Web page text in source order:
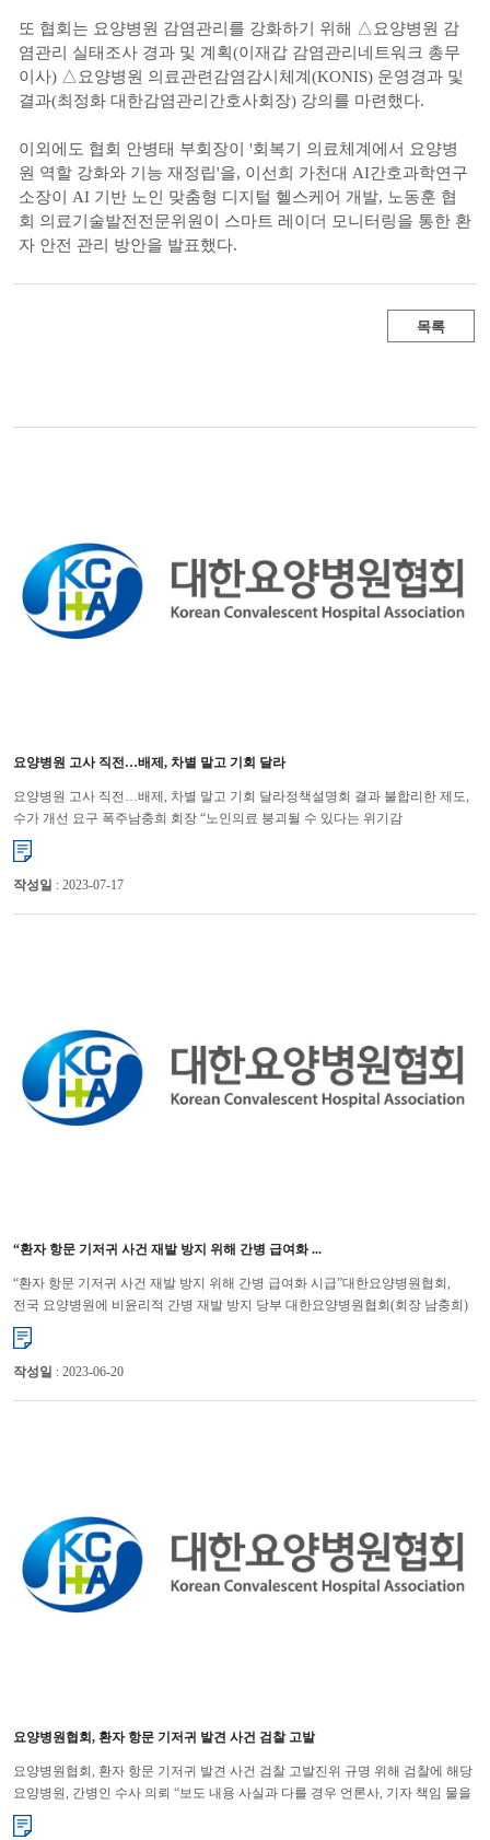
또 협회는 요양병원 감염관리를 강화하기 위해 △요양병원 감
염관리 실태조사 경과 및 계획(이재갑 감염관리네트워크 총무
이사) △요양병원 의료관련감염감시체계(KONIS) 운영경과 및
결과(최정화 대한감염관리간호사회장) 강의를 마련했다.
이외에도 협회 안병태 부회장이 '회복기 의료체계에서 요양병
원 역할 강화와 기능 재정립'을, 이선희 가천대 AI간호과학연구
소장이 AI 기반 노인 맞춤형 디지털 헬스케어 개발, 노동훈 협
회 의료기술발전전문위원이 스마트 레이더 모니터링을 통한 환
자 안전 관리 방안을 발표했다.
목록
요양병원 고사 직전…배제, 차별 말고 기회 달라
요양병원 고사 직전…배제, 차별 말고 기회 달라정책설명회 결과 불합리한 제도,
수가 개선 요구 폭주남충희 회장 “노인의료 붕괴될 수 있다는 위기감
팽배”대한요양병원협회 남충희 회장은 요양병원 배제, 차별 정책으로 인...
작성일 : 2023-07-17
“환자 항문 기저귀 사건 재발 방지 위해 간병 급여화 ...
“환자 항문 기저귀 사건 재발 방지 위해 간병 급여화 시급”대한요양병원협회,
전국 요양병원에 비윤리적 간병 재발 방지 당부 대한요양병원협회(회장 남충희)
는 최근 간병인이 요양병원 입원환자의 항문에 수차례 기저귀...
작성일 : 2023-06-20
요양병원협회, 환자 항문 기저귀 발견 사건 검찰 고발
요양병원협회, 환자 항문 기저귀 발견 사건 검찰 고발진위 규명 위해 검찰에 해당
요양병원, 간병인 수사 의뢰 “보도 내용 사실과 다를 경우 언론사, 기자 책임 물을
것”대한요양병원협회는 최근 모 요양병원에서 간병인...